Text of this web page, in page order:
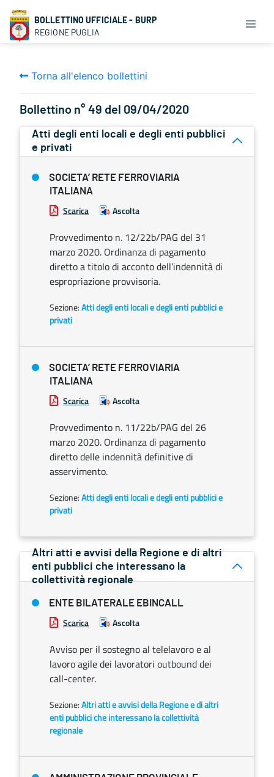
BOLLETTINO UFFICIALE - BURP
REGIONE PUGLIA
Torna all'elenco bollettini
Bollettino n° 49 del 09/04/2020
Atti degli enti locali e degli enti pubblici
e privati
SOCIETA’ RETE FERROVIARIA
ITALIANA
Scarica Ascolta
Provvedimento n. 12/22b/PAG del 31
marzo 2020. Ordinanza di pagamento
diretto a titolo di acconto dell’indennità di
espropriazione provvisoria.
Sezione:Atti degli enti locali e degli enti pubblici e
privati
SOCIETA’ RETE FERROVIARIA
ITALIANA
Scarica Ascolta
Provvedimento n. 11/22b/PAG del 26
marzo 2020. Ordinanza di pagamento
diretto delle indennità definitive di
asservimento.
Sezione:Atti degli enti locali e degli enti pubblici e
privati
Altri atti e avvisi della Regione e di altri
enti pubblici che interessano la
collettività regionale
ENTE BILATERALE EBINCALL
Scarica Ascolta
Avviso per il sostegno al telelavoro e al
lavoro agile dei lavoratori outbound dei
call-center.
Sezione:Altri atti e avvisi della Regione e di altri
enti pubblici che interessano la collettività
regionale